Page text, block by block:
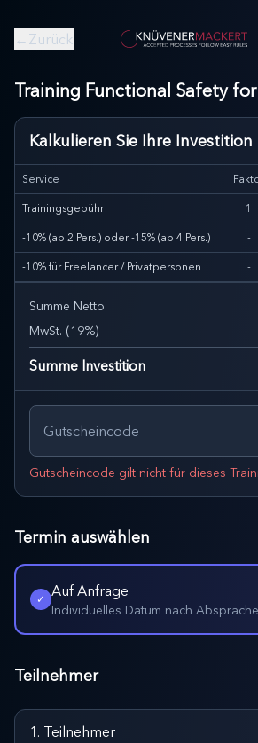
← Zurück
Training Functional Safety for
Kalkulieren Sie Ihre Investition
Service
Trainingsgebühr 1
-10% (ab 2 Pers.) oder -15% (ab 4 Pers.) -
-10% für Freelancer / Privatpersonen -
Summe Netto
MwSt. (19%)
Summe Investition
Gutscheincode
Gutscheincode gilt nicht für dieses
Termin auswählen
✓ Auf Anfrage
Individuelles Datum nach Absprache
Teilnehmer
1 . Teilnehmer